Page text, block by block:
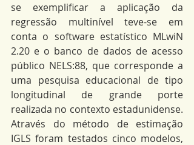
se exemplificar a aplicação da
regressão multinível teve-se em
conta o software estatístico MLwiN
2.20 e o banco de dados de acesso
público NELS:88, que corresponde a
uma pesquisa educacional de tipo
longitudinal de grande porte
realizada no contexto estadunidense.
Através do método de estimação
IGLS foram testados cinco modelos,